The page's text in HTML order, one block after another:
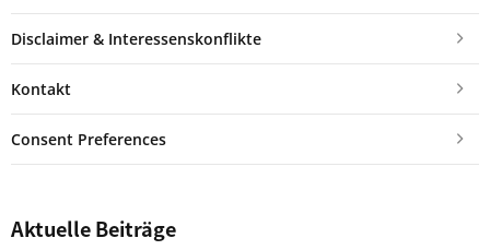
Disclaimer & Interessenskonflikte
Kontakt
Consent Preferences
Aktuelle Beiträge